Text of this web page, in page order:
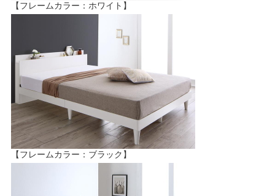
【フレームカラー：ホワイト】
【フレームカラー：ブラック】